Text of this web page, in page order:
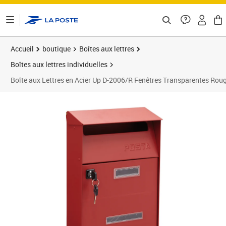
Accueil boutique
Boîtes aux lettres
Boîtes aux lettres individuelles
Boîte aux Lettres en Acier Up D-2006/R Fenêtres Transparentes